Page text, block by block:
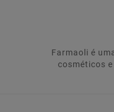
Farmaoli é
cosméticos